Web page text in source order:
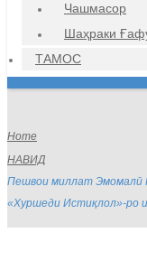
Чашмасор
Шаҳраки
ТАМОС
Home
НАВИД
Пешвои миллат Эмомалӣ
«Хуршеди Истиқлол»-ро